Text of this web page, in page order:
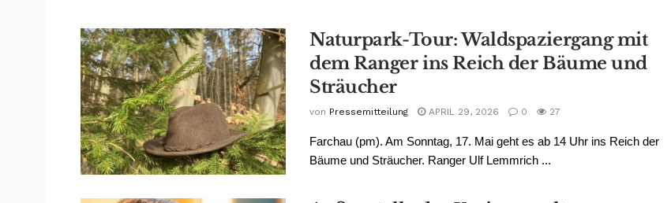
Naturpark-Tour: Waldspaziergang mit
dem Ranger ins Reich der Bäume und
Sträucher
von Pressemitteilung APRIL 29, 2026 0 27
Farchau (pm). Am Sonntag, 17. Mai geht es ab 14 Uhr ins Reich der
Bäume und Sträucher. Ranger Ulf Lemmrich ...